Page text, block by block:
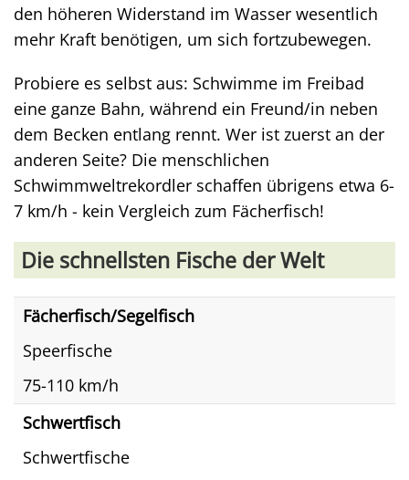
den höheren Widerstand im Wasser wesentlich
mehr Kraft benötigen, um sich fortzubewegen.
Probiere es selbst aus: Schwimme im Freibad
eine ganze Bahn, während ein Freund/in neben
dem Becken entlang rennt. Wer ist zuerst an der
anderen Seite? Die menschlichen
Schwimmweltrekordler schaffen übrigens etwa 6-
7 km/h - kein Vergleich zum Fächerfisch!
Die schnellsten Fische der Welt
Fächerfisch/Segelfisch
Speerfische
75-110 km/h
Schwertfisch
Schwertfische